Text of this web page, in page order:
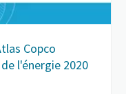
Copco
l'énergie 2020